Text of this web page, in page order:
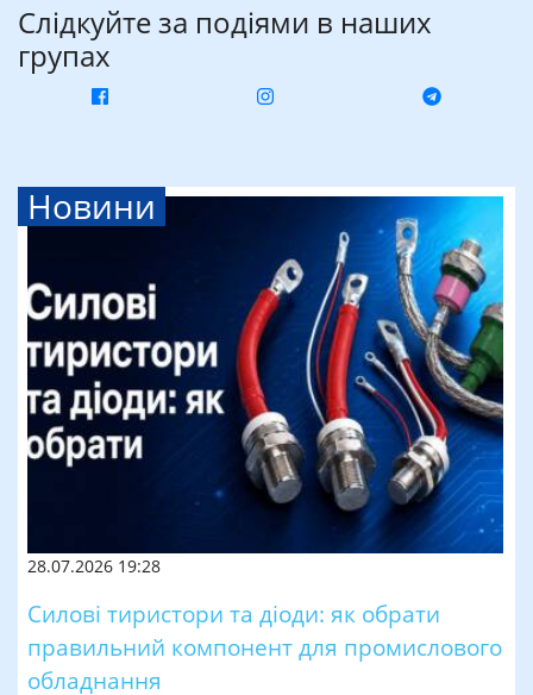
Слідкуйте за подіями в наших
групах
Новини
28.07.2026 19:28
Силові тиристори та діоди: як обрати
правильний компонент для промислового
обладнання